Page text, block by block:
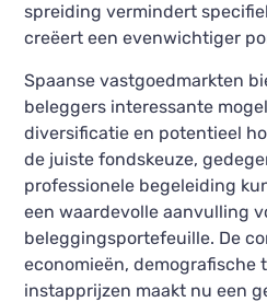
spreiding vermindert
creëert een evenwichtiger
Spaanse vastgoedmarkten
beleggers interessante
diversificatie en potentieel
de juiste fondskeuze,
professionele begeleiding
een waardevolle aanvulling
beleggingsportefeuille. De
economieën, demografische
instapprijzen maakt nu een